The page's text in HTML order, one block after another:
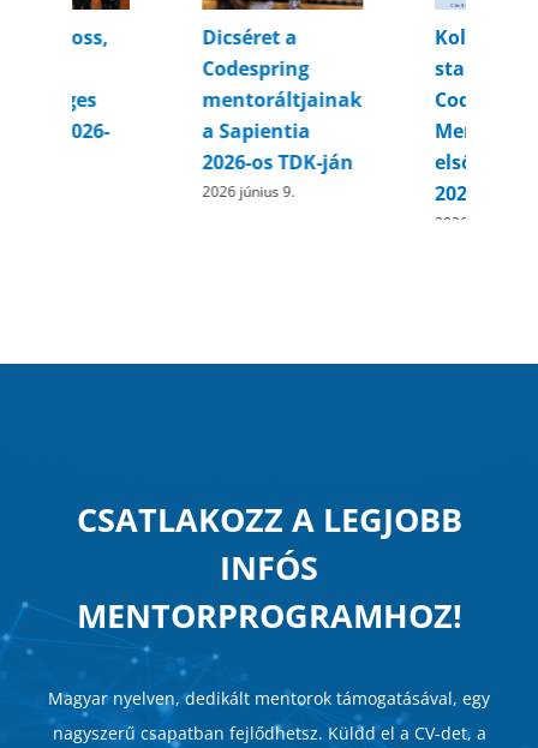
Kolozsváron
startol a
Codespring
Mentorprogram
elsőéveseknek
2026
tanulni:
nyár a
Codespring
vásárhelyi
irodájában
2026
CSATLAKOZZ A LEGJOBB
INFÓS
MENTORPROGRAMHOZ!
Magyar nyelven, dedikált mentorok támogatásával, egy